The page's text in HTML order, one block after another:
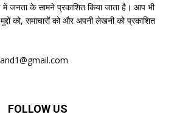
में जनता के सामने प्रकाशित किया जाता है। आप भी
को, समाचारों को और अपनी लेखनी को प्रकाशित
FOLLOW US